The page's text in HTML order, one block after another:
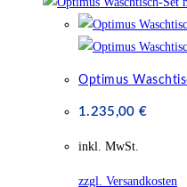
Optimus
1.235,00 €
inkl. MwSt.
zzgl. Versandkosten